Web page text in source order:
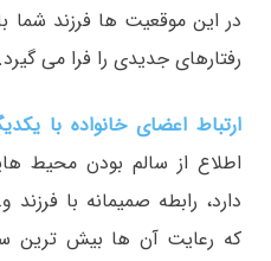
در این موقعیت ها فرزند شما
رفتارهای جدیدی را فرا می گیرد.
ارتباط اعضای خانواده با
اطلاع از سالم بودن محیط
دارد، رابطه صمیمانه با
که رعایت آن ها بیش ترین